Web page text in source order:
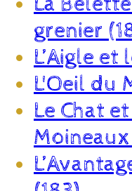
grenier
L’Aigle
L'Oeil du
Le Chat
Moineaux